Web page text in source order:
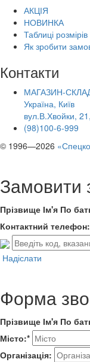
АКЦІЯ
НОВИНКА
Таблиці розмірів
Як зробити
Контакти
МАГАЗИН-
Україна, Київ
вул.В.Хвойки,
(98)100-6-999
© 1996—2026
Замовити
Прізвище Ім'я По
Контактний
Надіслати
Форма
Прізвище Ім'я По
Місто:*
Організація: